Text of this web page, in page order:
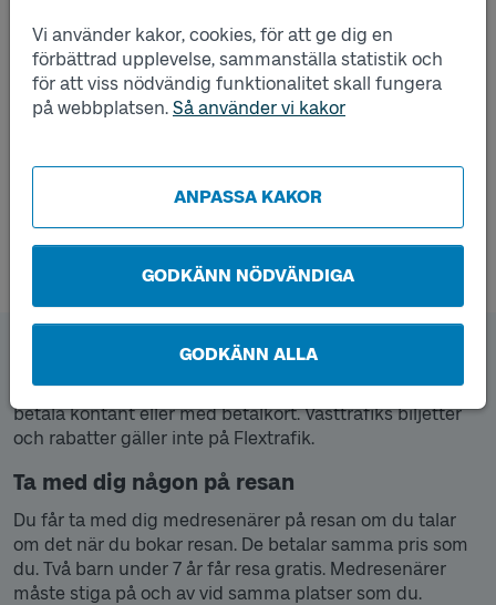
Vi använder kakor, cookies, för att ge dig en
förbättrad upplevelse, sammanställa statistik och
för att viss nödvändig funktionalitet skall fungera
på webbplatsen. Så använder vi kakor
ANPASSA KAKOR
GODKÄNN NÖDVÄNDIGA
GODKÄNN ALLA
Pris och biljetter
Resan kostar som en enkelbiljett för vuxen. Du kan
betala kontant eller med betalkort. Västtrafiks biljetter
och rabatter gäller inte på Flextrafik.
Ta med dig någon på resan
Du får ta med dig medresenärer på resan om du talar
om det när du bokar resan. De betalar samma pris som
du. Två barn under 7 år får resa gratis. Medresenärer
måste stiga på och av vid samma platser som du.